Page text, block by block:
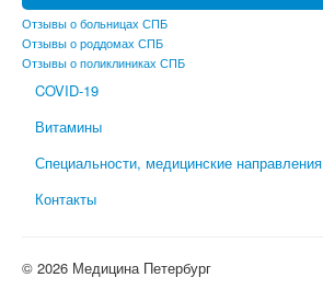
Отзывы о больницах СПБ
Отзывы о роддомах СПБ
Отзывы о поликлиниках СПБ
COVID-19
Витамины
Специальности, медицинские направления
Контакты
© 2026 Медицина Петербург